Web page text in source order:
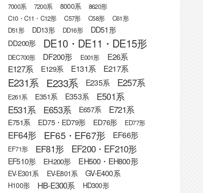
7000系 7200系 8000系
8620形
C10・C11・C12形
C57形 C58形
C61形
D51形
DD13形 DD16形 DD51形
DD200形 DE10・DE11・DE15形
DEC700形 DF200形 E001形 E26系
E127系 E129系 E131系 E217系
E231系 E233系 E235系 E257系
E261系 E351系 E353系 E501系
E531系 E653系 E657系 E721系
E751系 ED75・ED79形 ED76形 ED77形
EF64形 EF65・EF67形 EF66形
EF71形 EF81形 EF200・EF210形
EF510形 EH200形 EH500・EH800形
EV-E301系 EV-E801系 GV-E400系
H100形 HB-E300系 HD300形